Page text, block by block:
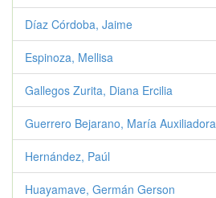
Díaz Córdoba, Jaime
Espinoza, Mellisa
Gallegos Zurita, Diana Ercilia
Guerrero Bejarano, María Auxiliadora
Hernández, Paúl
Huayamave, Germán Gerson